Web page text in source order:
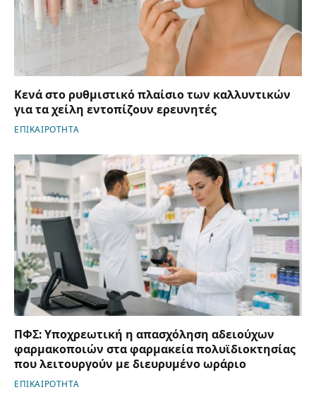
Κενά στο ρυθμιστικό πλαίσιο των καλλυντικών
για τα χείλη εντοπίζουν ερευνητές
ΕΠΙΚΑΙΡΟΤΗΤΑ
ΠΦΣ: Υποχρεωτική η απασχόληση αδειούχων
φαρμακοποιών στα φαρμακεία πολυϊδιοκτησίας
που λειτουργούν με διευρυμένο ωράριο
ΕΠΙΚΑΙΡΟΤΗΤΑ